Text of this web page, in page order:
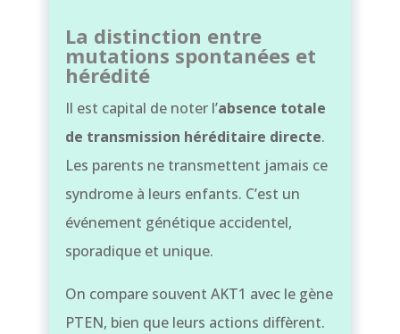
La distinction entre
mutations spontanées et
hérédité
Il est capital de noter l’absence totale
de transmission héréditaire directe.
Les parents ne transmettent jamais ce
syndrome à leurs enfants. C’est un
événement génétique accidentel,
sporadique et unique.
On compare souvent AKT1 avec le gène
PTEN, bien que leurs actions diffèrent.